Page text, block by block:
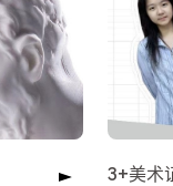
3+美术